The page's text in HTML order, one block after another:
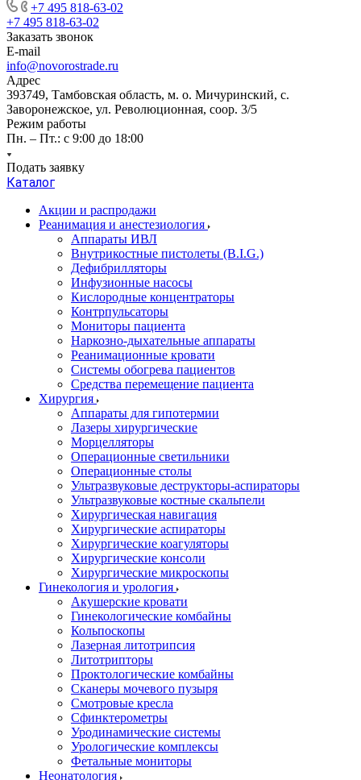
+7 495 818-63-02
+7 495 818-63-02
Заказать звонок
E-mail
info@novorostrade.ru
Адрес
393749, Тамбовская область, м. о. Мичуринский, с.
Заворонежское, ул. Революционная, соор. 3/5
Режим работы
Пн. – Пт.: с 9:00 до 18:00
Подать заявку
Каталог
Акции и распродажи
Реанимация и анестезиология
Аппараты ИВЛ
Внутрикостные пистолеты (B.I.G.)
Дефибрилляторы
Инфузионные насосы
Кислородные концентраторы
Контрпульсаторы
Мониторы пациента
Наркозно-дыхательные аппараты
Реанимационные кровати
Системы обогрева пациентов
Средства перемещение пациента
Хирургия
Аппараты для гипотермии
Лазеры хирургические
Морцелляторы
Операционные светильники
Операционные столы
Ультразвуковые деструкторы-аспираторы
Ультразвуковые костные скальпели
Хирургическая навигация
Хирургические аспираторы
Хирургические коагуляторы
Хирургические консоли
Хирургические микроскопы
Гинекология и урология
Акушерские кровати
Гинекологические комбайны
Кольпоскопы
Лазерная литотрипсия
Литотрипторы
Проктологические комбайны
Сканеры мочевого пузыря
Смотровые кресла
Сфинктерометры
Уродинамические системы
Урологические комплексы
Фетальные мониторы
Неонатология